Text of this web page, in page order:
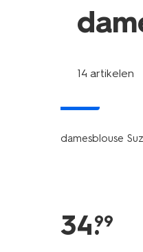
14 artikelen
damesblouse
34.
99